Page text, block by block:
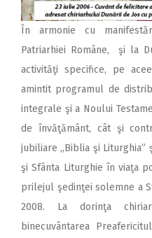
În armonie cu
Patriarhiei Române, şi la
activităţi specifice, pe
amintit programul de
integrale şi a Noului
de învăţământ, cât şi
jubiliare „Biblia şi Liturghia”
şi Sfânta Liturghie în viaţa
prilejul şedinţei solemne a
2008. La dorinţa
binecuvântarea